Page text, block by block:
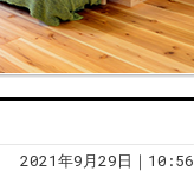
2021年9月29日｜10:56